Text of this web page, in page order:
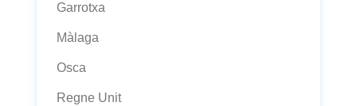
Garrotxa
Màlaga
Osca
Regne Unit